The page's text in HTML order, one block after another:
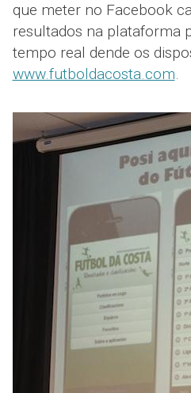
que meter no Facebook
resultados na plataforma
tempo real dende os
www.futboldacosta.com.